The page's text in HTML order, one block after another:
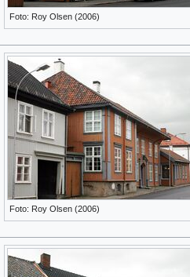
Foto: Roy Olsen (2006)
Foto: Roy Olsen (2006)